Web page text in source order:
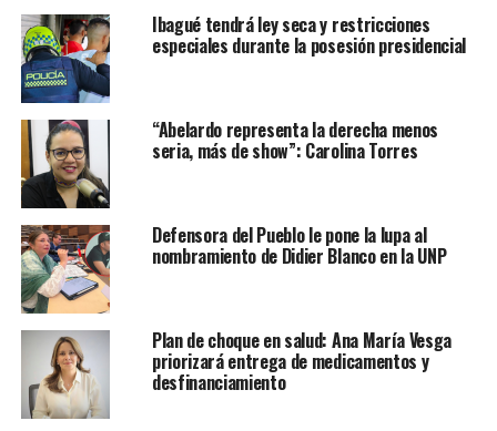
Ibagué tendrá ley seca y restricciones
especiales durante la posesión presidencial
“Abelardo representa la derecha menos
seria, más de show”: Carolina Torres
Defensora del Pueblo le pone la lupa al
nombramiento de Didier Blanco en la UNP
Plan de choque en salud: Ana María Vesga
priorizará entrega de medicamentos y
desfinanciamiento